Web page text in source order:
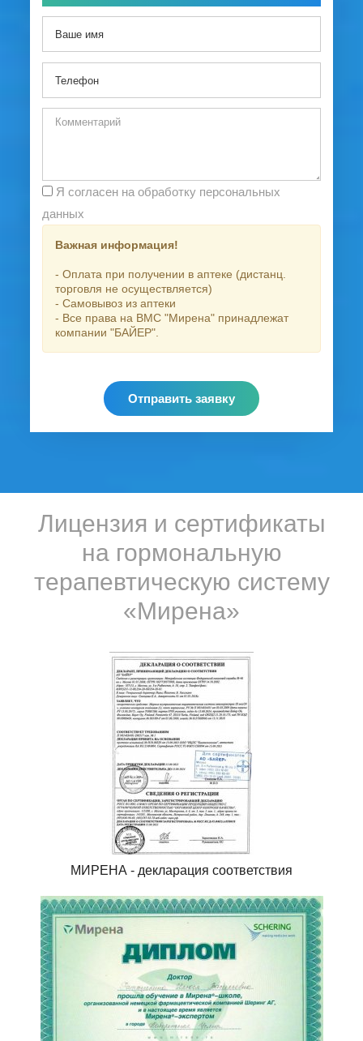
данных
Важная информация!
- Оплата при получении в аптеке (дистанц.
торговля не осуществляется)
- Самовывоз из аптеки
- Все права на ВМС "Мирена" принадлежат
компании "БАЙЕР".
Отправить заявку
Лицензия и сертификаты
на гормональную
терапевтическую систему
«Мирена»
МИРЕНА - декларация соответствия